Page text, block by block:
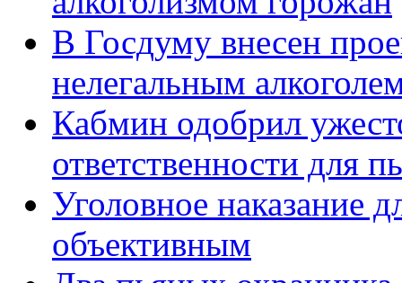
В Госдуму внесен
нелегальным
Кабмин одобрил
ответственности для
Уголовное наказание
объективным